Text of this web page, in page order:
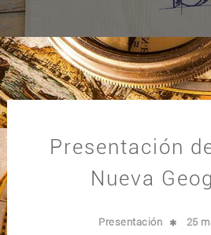
Presentación
Nueva
Presentación 25